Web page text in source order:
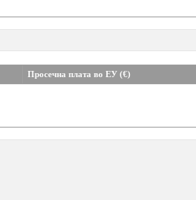
Просечна плата во ЕУ (€)